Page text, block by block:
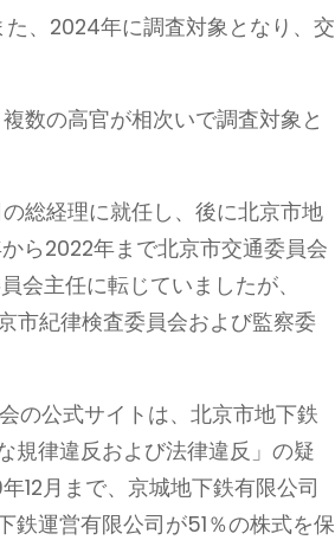
、2024年に調査対象となり、交
数の高官が相次いで調査対象と
総経理に就任し、後に北京市地
ら2022年まで北京市交通委員会
会主任に転じていましたが、
市紀律検査委員会および監察委
の公式サイトは、北京市地下鉄
規律違反および法律違反」の疑
12月まで、京城地下鉄有限公司
鉄運営有限公司が51％の株式を保